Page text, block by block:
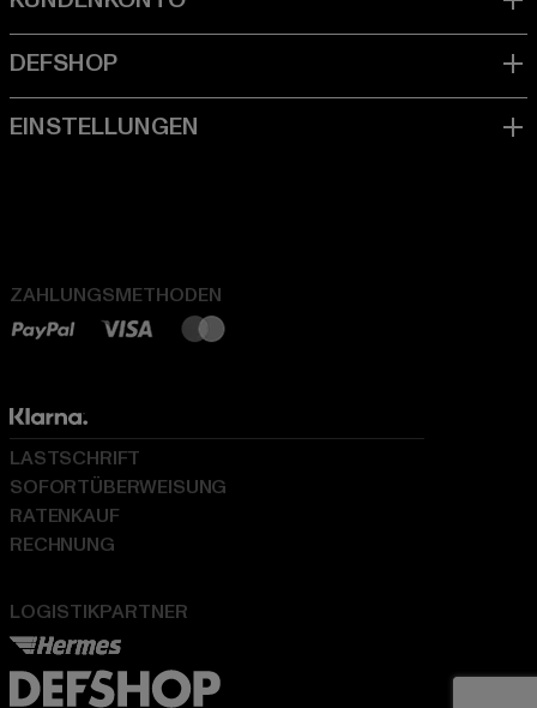
ZAHLUNGSMETHODEN
LOGISTIKPARTNER
LASTSCHRIFT
SOFORTÜBERWEISUNG
RATENKAUF
RECHNUNG